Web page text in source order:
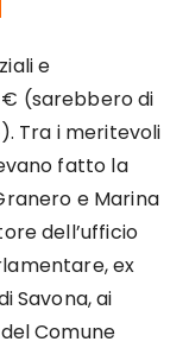
e
€ (sarebbero di
Tra i meritevoli
fatto la
e Marina
dell’ufficio
ex
Savona, ai
Comune